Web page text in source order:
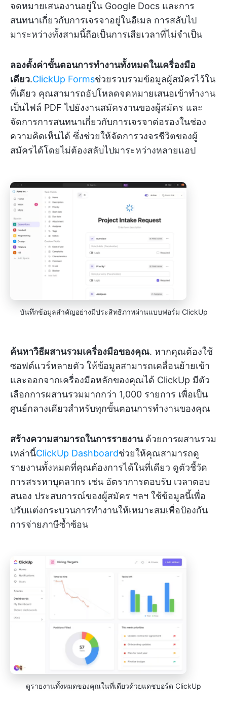
จดหมายเสนองานอยู่ใน Google Docs และการ
สนทนาเกี่ยวกับการเจรจาอยู่ในอีเมล การสลับไป
มาระหว่างทั้งสามนี้ถือเป็นการเสียเวลาที่ไม่จำเป็น
ลองตั้งค่าขั้นตอนการทำงานทั้งหมดในเครื่องมือ
เดียว.ClickUp Formsช่วยรวบรวมข้อมูลผู้สมัครไว้ใน
ที่เดียว คุณสามารถอัปโหลดจดหมายเสนอเข้าทำงาน
เป็นไฟล์ PDF ไปยังงานสมัครงานของผู้สมัคร และ
จัดการการสนทนาเกี่ยวกับการเจรจาต่อรองในช่อง
ความคิดเห็นได้ ซึ่งช่วยให้จัดการวงจรชีวิตของผู้
สมัครได้โดยไม่ต้องสลับไปมาระหว่างหลายแอป
บันทึกข้อมูลสำคัญอย่างมีประสิทธิภาพผ่านแบบฟอร์ม ClickUp
ค้นหาวิธีผสานรวมเครื่องมือของคุณ. หากคุณต้องใช้
ซอฟต์แวร์หลายตัว ให้ข้อมูลสามารถเคลื่อนย้ายเข้า
และออกจากเครื่องมือหลักของคุณได้ ClickUp มีตัว
เลือกการผสานรวมมากกว่า 1,000 รายการ เพื่อเป็น
ศูนย์กลางเดียวสำหรับทุกขั้นตอนการทำงานของคุณ
สร้างความสามารถในการรายงานด้วยการผสานรวม
เหล่านี้ClickUp Dashboardช่วยให้คุณสามารถดู
รายงานทั้งหมดที่คุณต้องการได้ในที่เดียว ดูตัวชี้วัด
การสรรหาบุคลากร เช่น อัตราการตอบรับ เวลาตอบ
สนอง ประสบการณ์ของผู้สมัคร ฯลฯ ใช้ข้อมูลนี้เพื่อ
ปรับแต่งกระบวนการทำงานให้เหมาะสมเพื่อป้องกัน
การจ่ายภาษีซ้ำซ้อน
ดูรายงานทั้งหมดของคุณในที่เดียวด้วยแดชบอร์ด ClickUp